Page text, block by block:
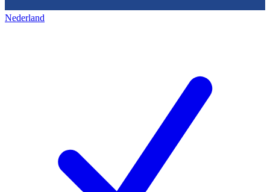
Nederland